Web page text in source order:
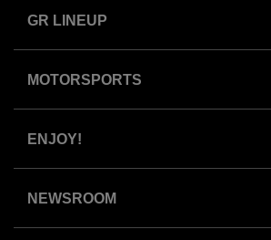
GR LINEUP
MOTORSPORTS
ENJOY!
NEWSROOM